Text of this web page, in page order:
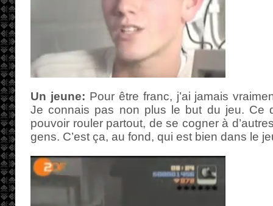
Un jeune: Pour être franc, j’ai jamais
Je connais pas non plus le but du jeu. Ce
pouvoir rouler partout, de se cogner à
gens. C’est ça, au fond, qui est bien dans le